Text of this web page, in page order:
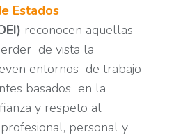
Estados
reconocen aquellas
de vista la
entornos de trabajo
basados en la
y respeto al
personal y